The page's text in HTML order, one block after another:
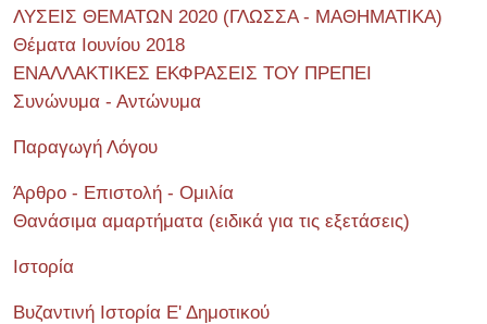
ΛΥΣΕΙΣ ΘΕΜΑΤΩΝ 2020 (ΓΛΩΣΣΑ - ΜΑΘΗΜΑΤΙΚΑ)
Θέματα Ιουνίου 2018
ΕΝΑΛΛΑΚΤΙΚΕΣ ΕΚΦΡΑΣΕΙΣ ΤΟΥ ΠΡΕΠΕΙ
Συνώνυμα - Αντώνυμα
Παραγωγή Λόγου
Άρθρο - Επιστολή - Ομιλία
Θανάσιμα αμαρτήματα (ειδικά για τις εξετάσεις)
Ιστορία
Βυζαντινή Ιστορία Ε' Δημοτικού